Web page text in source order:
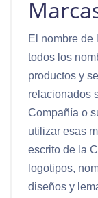
El nombre de
todos los
productos y
relacionados
Compañía o
utilizar esas
escrito de la
logotipos,
diseños y